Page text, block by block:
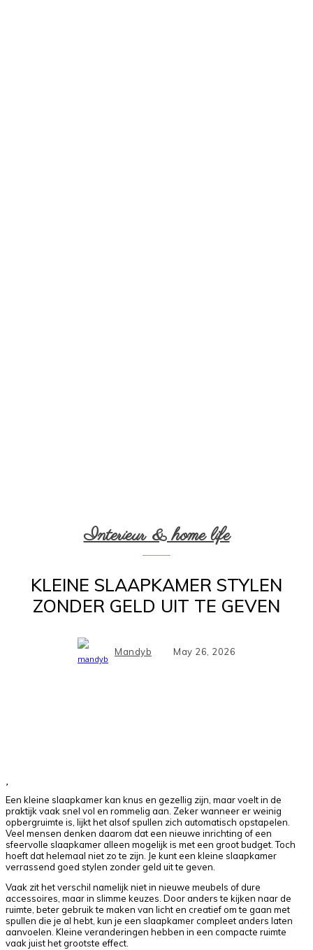
Interieur & home life
KLEINE SLAAPKAMER STYLEN
ZONDER GELD UIT TE GEVEN
Mandyb May 26, 2026
Een kleine slaapkamer kan knus en gezellig zijn, maar voelt in de
praktijk vaak snel vol en rommelig aan. Zeker wanneer er weinig
opbergruimte is, lijkt het alsof spullen zich automatisch opstapelen.
Veel mensen denken daarom dat een nieuwe inrichting of een
sfeervolle slaapkamer alleen mogelijk is met een groot budget. Toch
hoeft dat helemaal niet zo te zijn. Je kunt een kleine slaapkamer
verrassend goed stylen zonder geld uit te geven.
Vaak zit het verschil namelijk niet in nieuwe meubels of dure
accessoires, maar in slimme keuzes. Door anders te kijken naar de
ruimte, beter gebruik te maken van licht en creatief om te gaan met
spullen die je al hebt, kun je een slaapkamer compleet anders laten
aanvoelen. Kleine veranderingen hebben in een compacte ruimte
vaak juist het grootste effect.